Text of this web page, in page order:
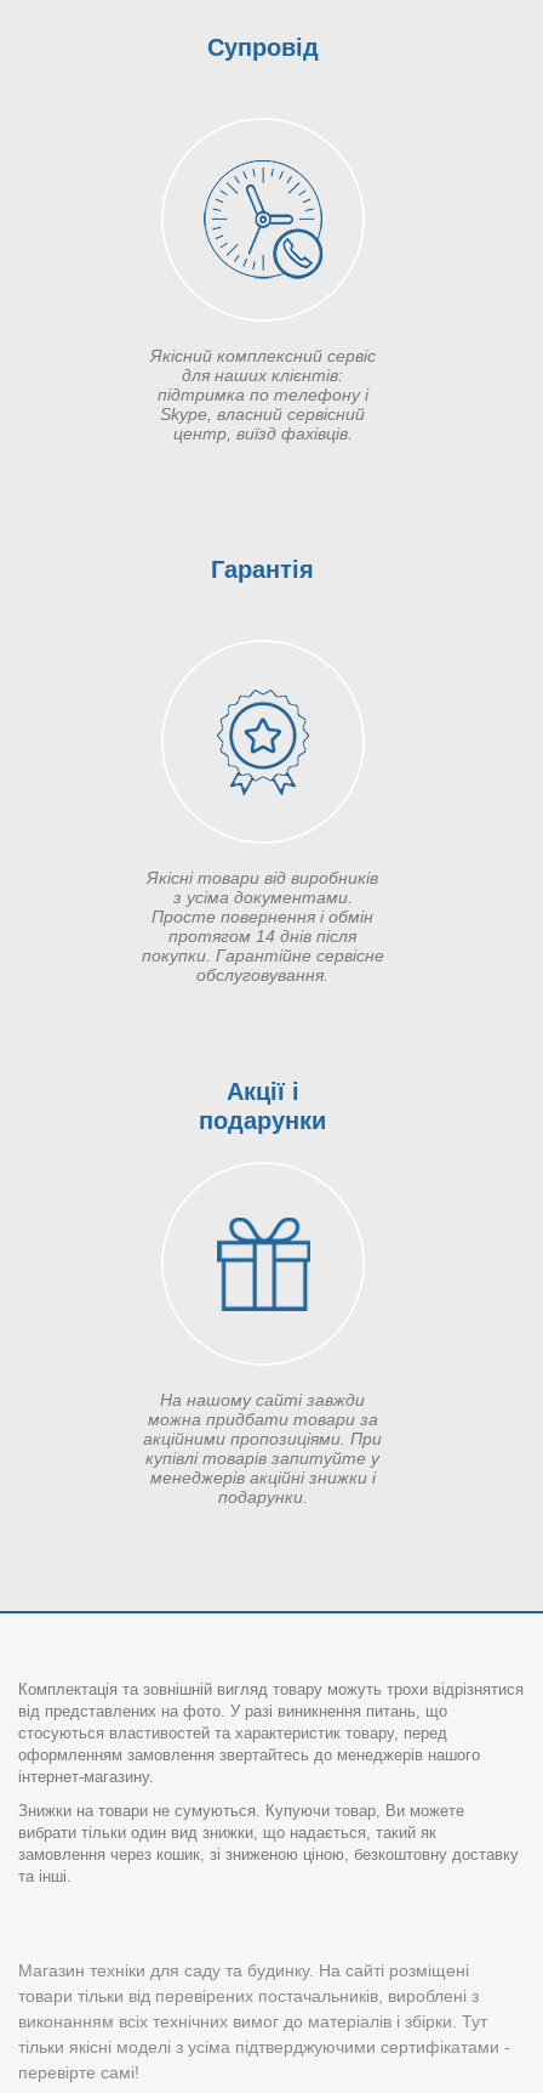
Супровід
Якісний комплексний сервіс
для наших клієнтів:
підтримка по телефону і
Skype, власний сервісний
центр, виїзд фахівців.
Гарантія
Якісні товари від виробників
з усіма документами.
Просте повернення і обмін
протягом 14 днів після
покупки. Гарантійне сервісне
обслуговування.
Акції і
подарунки
На нашому сайті завжди
можна придбати товари за
акційними пропозиціями. При
купівлі товарів запитуйте у
менеджерів акційні знижки і
подарунки.
Комплектація та зовнішній вигляд товару можуть трохи відрізнятися
від представлених на фото. У разі виникнення питань, що
стосуються властивостей та характеристик товару, перед
оформленням замовлення звертайтесь до менеджерів нашого
інтернет-магазину.
Знижки на товари не сумуються. Купуючи товар, Ви можете
вибрати тільки один вид знижки, що надається, такий як
замовлення через кошик, зі зниженою ціною, безкоштовну доставку
та інші.
Магазин техніки для саду та будинку. На сайті розміщені
товари тільки від перевірених постачальників, вироблені з
виконанням всіх технічних вимог до матеріалів і збірки. Тут
тільки якісні моделі з усіма підтверджуючими сертифікатами -
перевірте самі!